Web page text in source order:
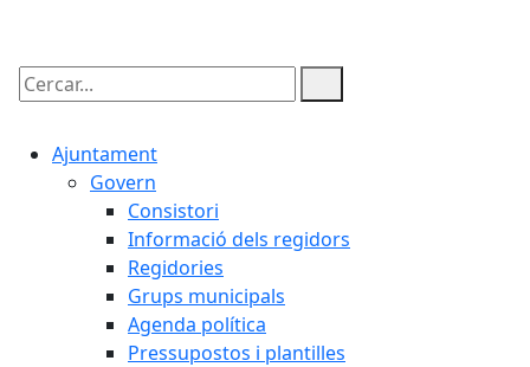
Cercar:
Ajuntament
Govern
Consistori
Informació dels regidors
Regidories
Grups municipals
Agenda política
Pressupostos i plantilles